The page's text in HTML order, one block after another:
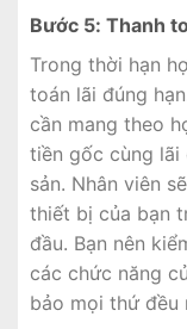
Bước 5: Thanh
Trong thời hạn
toán lãi đúng
cần mang theo
tiền gốc cùng lãi
sản. Nhân viên
thiết bị của bạn
đầu. Bạn nên
các chức năng
bảo mọi thứ đều